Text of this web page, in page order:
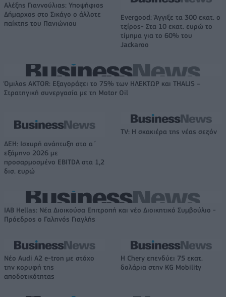
Αλέξης Γιαννούλιας: Υποψήφιος
Δήμαρχος στο Σικάγο ο άλλοτε
παίκτης του Πανιώνιου
Evergood: Άγγιξε τα 300 εκατ. ο
τζίρος- Στα 10 εκατ. ευρώ το
τίμημα για το 60% του
Jackaroo
Όμιλος AKTOR: Εξαγοράζει το 75% των ΗΛΕΚΤΩΡ και THALIS –
Στρατηγική συνεργασία με τη Motor Oil
ΔΕΗ: Ισχυρή ανάπτυξη στο α΄
εξάμηνο 2026 με
προσαρμοσμένο EBITDA στα 1,2
δισ. ευρώ
TV: Η σκακιέρα της νέας σεζόν
IAB Hellas: Νέα Διοικούσα Επιτροπή και νέο Διοικητικό Συμβούλιο -
Πρόεδρος ο Γαληνός Γιαγλής
Νέο Audi A2 e-tron με στόχο
την κορυφή της
αποδοτικότητας
Η Chery επενδύει 75 εκατ.
δολάρια στην KG Mobility